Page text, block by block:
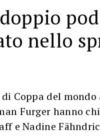
nello
Coppa del
Furger hanno
e Nadine